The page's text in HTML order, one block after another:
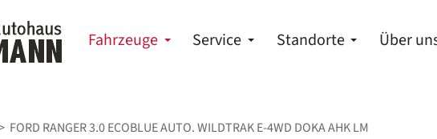
Fahrzeuge Service Standorte Über
FORD RANGER 3.0 ECOBLUE AUTO. WILDTRAK E-4WD DOKA AHK LM